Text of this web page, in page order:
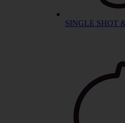
SINGLE SHOT